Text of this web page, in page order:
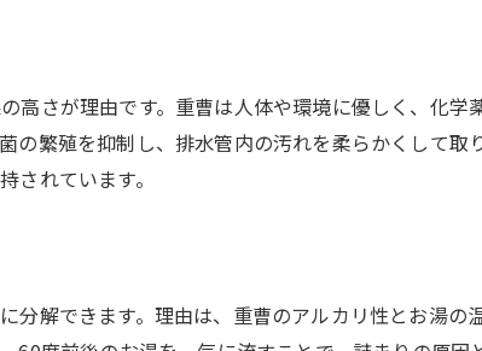
高さが理由です。重曹は人体や環境に優しく、化
の繁殖を抑制し、排水管内の汚れを柔らかくして取
されています。
分解できます。理由は、重曹のアルカリ性とお湯の